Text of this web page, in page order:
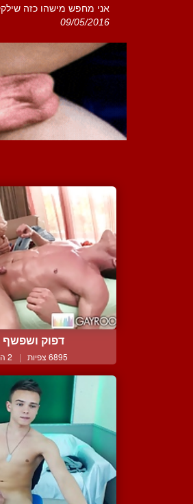
אני מחפש מישהו כזה
09/05/2016
דפוק ושפשף
6895 צפיות | 2 המלצות